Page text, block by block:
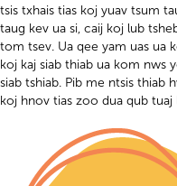
tsis txhais tias koj yuav tsum
taug kev ua si, caij koj lub
tom tsev. Ua qee yam uas ua
koj kaj siab thiab ua kom nws
siab tshiab. Pib me ntsis thiab
koj hnov tias zoo dua qub tuaj